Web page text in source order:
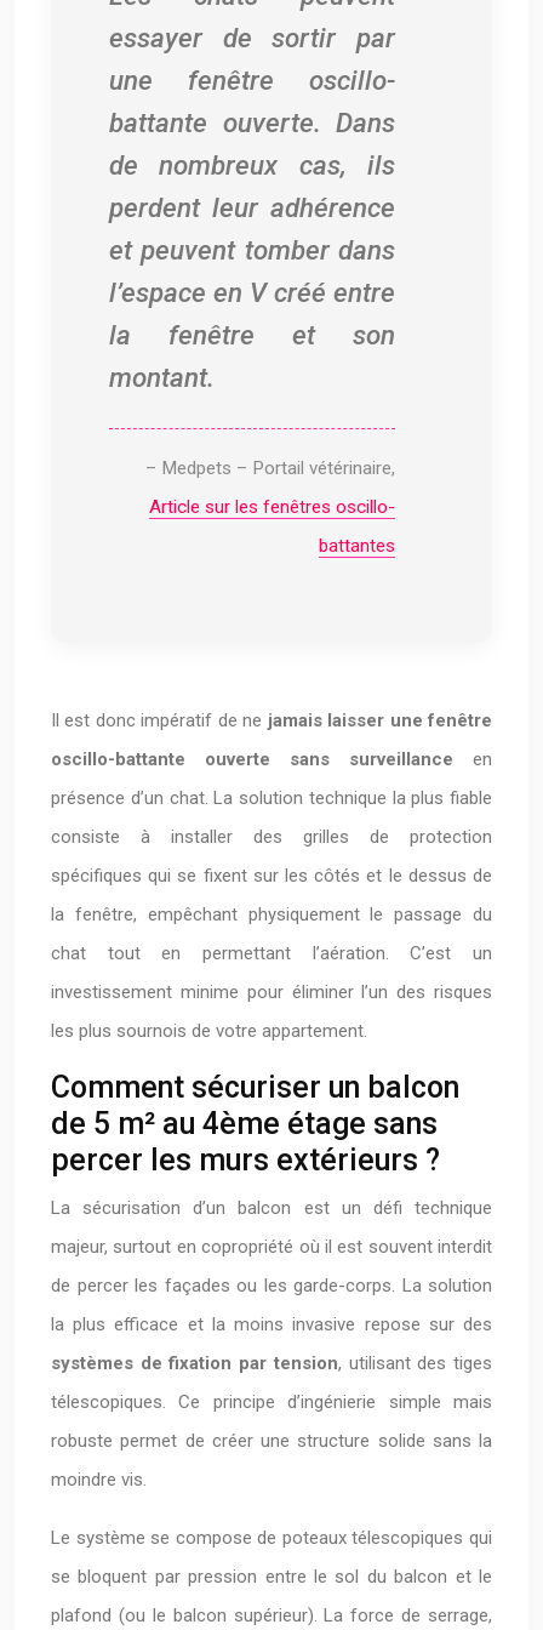
essayer de sortir par
une fenêtre oscillo-
battante ouverte. Dans
de nombreux cas, ils
perdent leur adhérence
et peuvent tomber dans
l’espace en V créé entre
la fenêtre et son
montant.
– Medpets – Portail vétérinaire,
Article sur les fenêtres oscillo-
battantes
Il est donc impératif de ne jamais laisser une fenêtre
oscillo-battante ouverte sans surveillance en
présence d’un chat. La solution technique la plus fiable
consiste à installer des grilles de protection
spécifiques qui se fixent sur les côtés et le dessus de
la fenêtre, empêchant physiquement le passage du
chat tout en permettant l’aération. C’est un
investissement minime pour éliminer l’un des risques
les plus sournois de votre appartement.
Comment sécuriser un balcon
de 5 m² au 4ème étage sans
percer les murs extérieurs ?
La sécurisation d’un balcon est un défi technique
majeur, surtout en copropriété où il est souvent interdit
de percer les façades ou les garde-corps. La solution
la plus efficace et la moins invasive repose sur des
systèmes de fixation par tension, utilisant des tiges
télescopiques. Ce principe d’ingénierie simple mais
robuste permet de créer une structure solide sans la
moindre vis.
Le système se compose de poteaux télescopiques qui
se bloquent par pression entre le sol du balcon et le
plafond (ou le balcon supérieur). La force de serrage,